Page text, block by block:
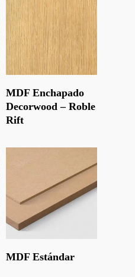
MDF Enchapado
Decorwood – Roble
Rift
MDF Estándar